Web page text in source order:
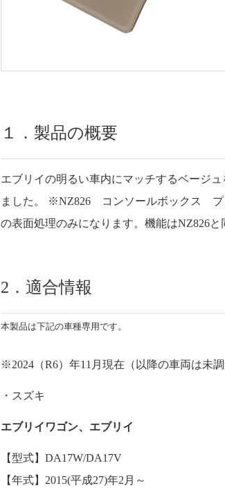
１．製品の概要
エブリイの明るい車内にマッチするベージ
ました。 ※NZ826 コンソールボックス
の表面処理のみになります。機能はNZ826と
2．適合情報
本製品は下記の車種専用です。
※2024（R6）年11月現在（以降の車両は未調
・スズキ
エブリイワゴン、エブリイ
【型式】DA17W/DA17V
【年式】2015(平成27)年2月～